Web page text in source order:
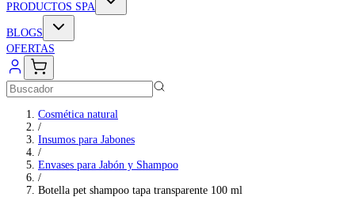
PRODUCTOS SPA
BLOGS
OFERTAS
Cosmética natural
/
Insumos para Jabones
/
Envases para Jabón y Shampoo
/
Botella pet shampoo tapa transparente 100 ml